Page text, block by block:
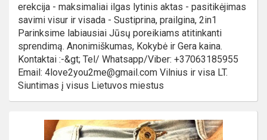
erekcija - maksimaliai ilgas lytinis aktas - pasitikėjimas
savimi visur ir visada - Sustiprina, prailgina, 2in1
Parinksime labiausiai Jūsų poreikiams atitinkanti
sprendimą. Anonimiškumas, Kokybė ir Gera kaina.
Kontaktai :-&gt; Tel/ Whatsapp/Viber: +37063185955
Email: 4love2you2me@gmail.com Vilnius ir visa LT.
Siuntimas į visus Lietuvos miestus